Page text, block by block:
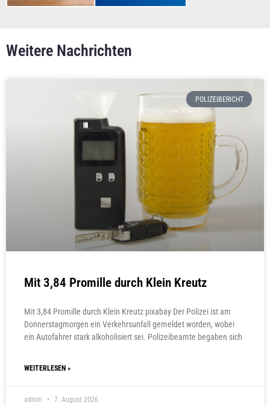
Weitere Nachrichten
POLIZEIBERICHT
Mit 3,84 Promille durch Klein Kreutz
Mit 3,84 Promille durch Klein Kreutz pixabay Der Polizei ist am
Donnerstagmorgen ein Verkehrsunfall gemeldet worden, wobei
ein Autofahrer stark alkoholisiert sei. Polizeibeamte begaben sich
WEITERLESEN »
admin 7. August 2026